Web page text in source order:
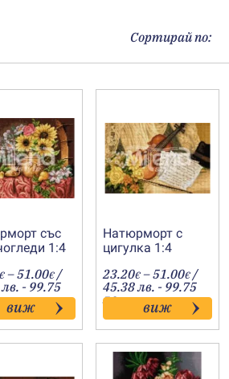
Сортирай по:
със
1:4
–51.00€Price
range:
25.50€
through
51.00€
/
- 99.75
виж
Натюрморт с
цигулка 1:4
23.20€ –51.00€Price
range:
23.20€
through
51.00€
/
45.38 лв. - 99.75
лв. виж